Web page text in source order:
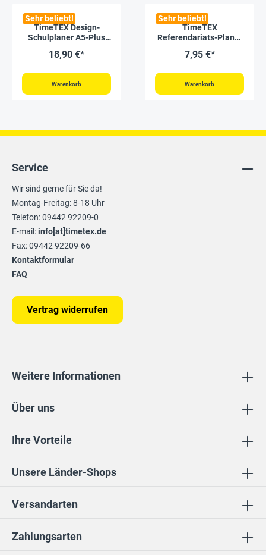
Sehr beliebt!
TimeTEX Design-
Schulplaner A5-Plus
18,90 €*
Warenkorb
Sehr beliebt!
TimeTEX
Referendariats-Planer
7,95 €*
Warenkorb
Ihre Vorteile
Unsere Länder-Shops
Über uns
Service
Wir sind gerne für Sie da!
Montag-Freitag: 8-18 Uhr
Telefon: 09442 92209-0
E-mail:info[at]timetex.de
Fax: 09442 92209-66
Kontaktformular
FAQ
Vertrag widerrufen
Weitere Informationen
Zahlungsarten
Versandarten